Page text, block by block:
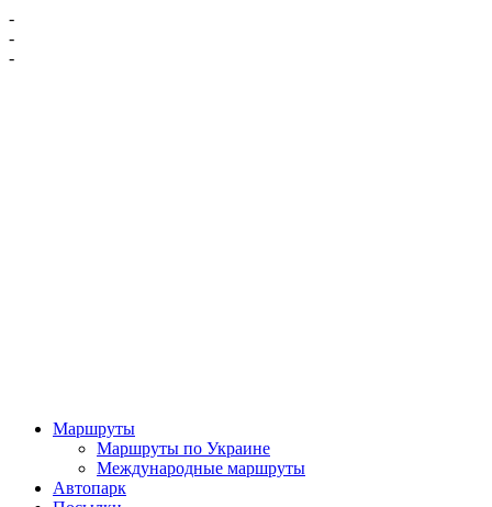
-
-
-
Маршруты
Маршруты по Украине
Международные маршруты
Автопарк